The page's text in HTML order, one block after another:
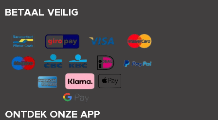
ONTDEK ONZE APP
BETAAL VEILIG